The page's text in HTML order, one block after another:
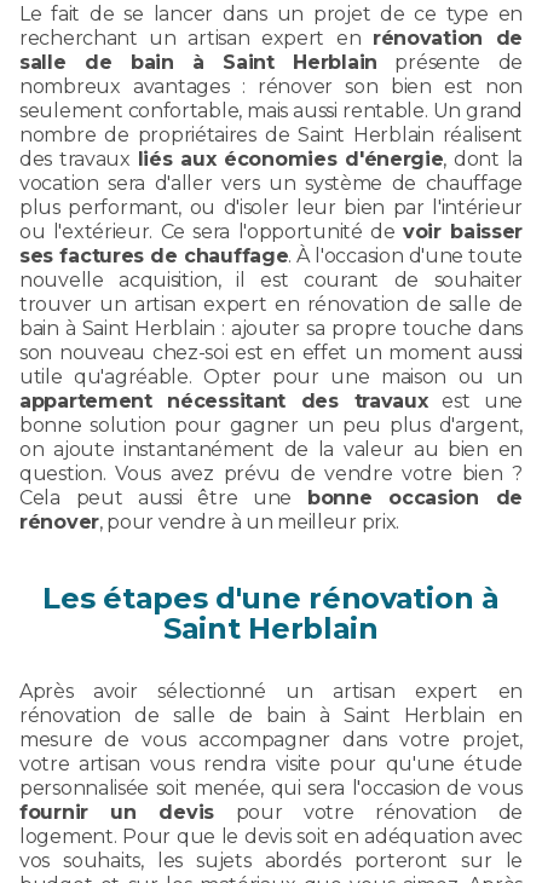
Le fait de se lancer dans un projet de ce type en
recherchant un artisan expert en rénovation de
salle de bain à Saint Herblain présente de
nombreux avantages : rénover son bien est non
seulement confortable, mais aussi rentable. Un grand
nombre de propriétaires de Saint Herblain réalisent
des travaux liés aux économies d'énergie, dont la
vocation sera d'aller vers un système de chauffage
plus performant, ou d'isoler leur bien par l'intérieur
ou l'extérieur. Ce sera l'opportunité de voir baisser
ses factures de chauffage. À l'occasion d'une toute
nouvelle acquisition, il est courant de souhaiter
trouver un artisan expert en rénovation de salle de
bain à Saint Herblain : ajouter sa propre touche dans
son nouveau chez-soi est en effet un moment aussi
utile qu'agréable. Opter pour une maison ou un
appartement nécessitant des travauxest une
bonne solution pour gagner un peu plus d'argent,
on ajoute instantanément de la valeur au bien en
question. Vous avez prévu de vendre votre bien ?
Cela peut aussi être une bonne occasion de
rénover, pour vendre à un meilleur prix.
Les étapes d'une rénovation à
Saint Herblain
Après avoir sélectionné un artisan expert en
rénovation de salle de bain à Saint Herblain en
mesure de vous accompagner dans votre projet,
votre artisan vous rendra visite pour qu'une étude
personnalisée soit menée, qui sera l'occasion de vous
fournir un devispour votre rénovation de
logement. Pour que le devis soit en adéquation avec
vos souhaits, les sujets abordés porteront sur le